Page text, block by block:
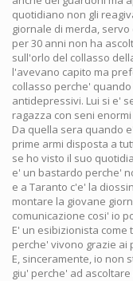
quotidiano non gli
giornale di merda,
per 30 anni non ha
sull'orlo del collasso
l'avevano capito ma
collasso perche'
antidepressivi. Lui si e'
ragazza con seni
Da quella sera quando
prime armi disposta a
se ho visto il suo
e' un bastardo perche'
e a Taranto c'e' la
montare la giovane
comunicazione cosi' io
E' un esibizionista
perche' vivono grazie ai
E, sinceramente, io non
giu' perche' ad